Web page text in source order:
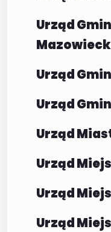
Urząd
Urząd
Urząd
Urząd
Urząd
Urząd
Urząd